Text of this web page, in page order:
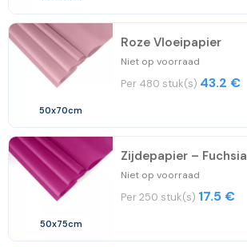
50x70cm
Roze Vloeipapier
Niet op voorraad
Per 480 stuk(s) 43.2 €
50x75cm
Zijdepapier – Fuchsia
Niet op voorraad
Per 250 stuk(s) 17.5 €